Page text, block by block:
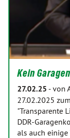
Kein
27.02.25 - von
27.02.2025
"Transparente
DDR-
als auch